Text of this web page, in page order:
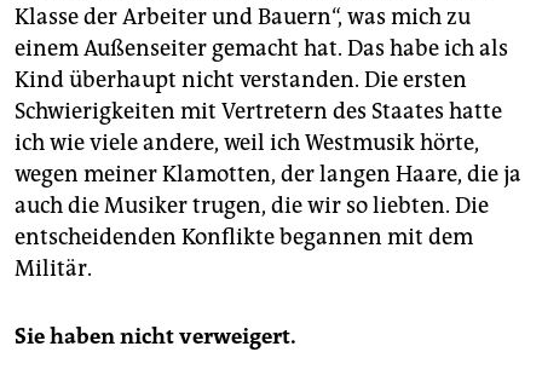
Klasse der Arbeiter und Bauern“, was mich zu
einem Außenseiter gemacht hat. Das habe ich als
Kind überhaupt nicht verstanden. Die ersten
Schwierigkeiten mit Vertretern des Staates hatte
ich wie viele andere, weil ich Westmusik hörte,
wegen meiner Klamotten, der langen Haare, die ja
auch die Musiker trugen, die wir so liebten. Die
entscheidenden Konflikte begannen mit dem
Militär.
Sie haben nicht verweigert.